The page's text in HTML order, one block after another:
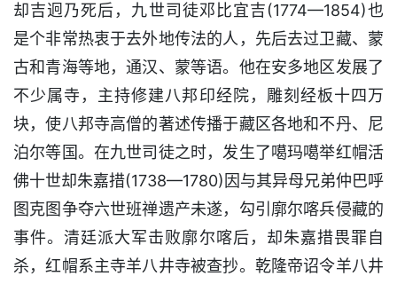
却吉迥乃死后，九世司徒邓比宜吉(1774—1854)也
是个非常热衷于去外地传法的人，先后去过卫藏、蒙
古和青海等地，通汉、蒙等语。他在安多地区发展了
不少属寺，主持修建八邦印经院，雕刻经板十四万
块，使八邦寺高僧的著述传播于藏区各地和不丹、尼
泊尔等国。在九世司徒之时，发生了噶玛噶举红帽活
佛十世却朱嘉措(1738—1780)因与其异母兄弟仲巴呼
图克图争夺六世班禅遗产未遂，勾引廓尔喀兵侵藏的
事件。清廷派大军击败廓尔喀后，却朱嘉措畏罪自
杀，红帽系主寺羊八井寺被查抄。乾隆帝诏令羊八井